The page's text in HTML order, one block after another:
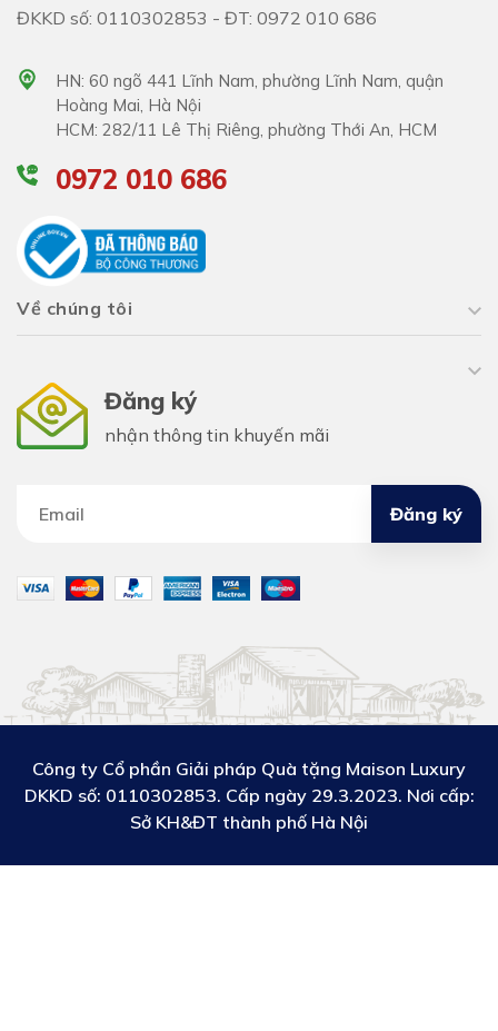
ĐKKD số: 0110302853 - ĐT: 0972 010 686
HN: 60 ngõ 441 Lĩnh Nam, phường Lĩnh Nam, quận
Hoàng Mai, Hà Nội
HCM: 282/11 Lê Thị Riêng, phường Thới An, HCM
0972 010 686
Về chúng tôi
Đăng ký
nhận thông tin khuyến mãi
Đăng ký
Công ty Cổ phần Giải pháp Quà tặng Maison Luxury
DKKD số: 0110302853. Cấp ngày 29.3.2023. Nơi cấp:
Sở KH&ĐT thành phố Hà Nội